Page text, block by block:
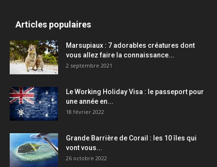
Articles populaires
Marsupiaux : 7 adorables créatures dont
vous allez faire la connaissance...
2 septembre 2021
Le Working Holiday Visa : le passeport pour
une année en...
18 février 2022
Grande Barrière de Corail : les 10 îles qui
vont vous...
26 octobre 2022